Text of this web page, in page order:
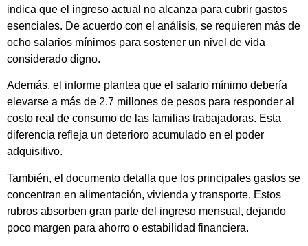
indica que el ingreso actual no alcanza para cubrir gastos
esenciales. De acuerdo con el análisis, se requieren más de
ocho salarios mínimos para sostener un nivel de vida
considerado digno.
Además, el informe plantea que el salario mínimo debería
elevarse a más de 2.7 millones de pesos para responder al
costo real de consumo de las familias trabajadoras. Esta
diferencia refleja un deterioro acumulado en el poder
adquisitivo.
También, el documento detalla que los principales gastos se
concentran en alimentación, vivienda y transporte. Estos
rubros absorben gran parte del ingreso mensual, dejando
poco margen para ahorro o estabilidad financiera.